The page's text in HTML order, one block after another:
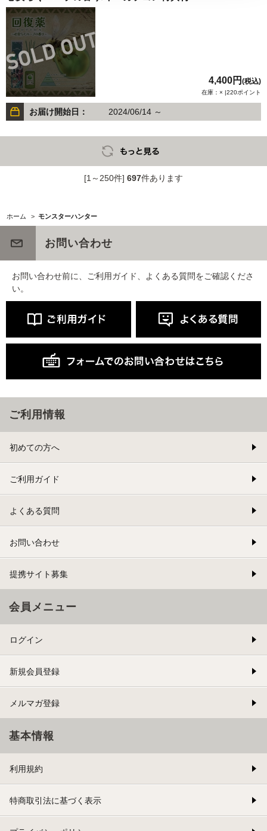
4,400円 (税込)
在庫：× |220ポイント
お届け開始日： 2024/06/14 ～
[1～250件] 697件あります
ホーム > モンスターハンター
お問い合わせ
お問い合わせ前に、ご利用ガイド、よくある質問をご確認くださ
い。
ご利用情報
初めての方へ
ご利用ガイド
よくある質問
お問い合わせ
提携サイト募集
会員メニュー
ログイン
新規会員登録
メルマガ登録
基本情報
利用規約
特商取引法に基づく表示